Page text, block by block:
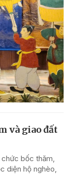
và giao đất
bốc thăm,
diện hộ nghèo,